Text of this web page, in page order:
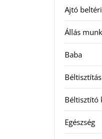
Ajtó
Állás
Baba
Béltisztítás
Béltisztító
Egészség